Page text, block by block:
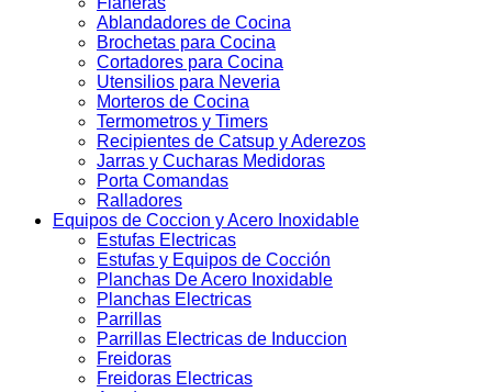
Ablandadores de Cocina
Brochetas para Cocina
Cortadores para Cocina
Utensilios para Neveria
Morteros de Cocina
Termometros y Timers
Recipientes de Catsup y Aderezos
Jarras y Cucharas Medidoras
Porta Comandas
Ralladores
Equipos de Coccion y Acero Inoxidable
Estufas Electricas
Estufas y Equipos de Cocción
Planchas De Acero Inoxidable
Planchas Electricas
Parrillas
Parrillas Electricas de Induccion
Freidoras
Freidoras Electricas